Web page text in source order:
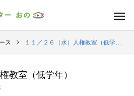
ス １１／２６（水）人権教室（低学年）
教室（低学年）